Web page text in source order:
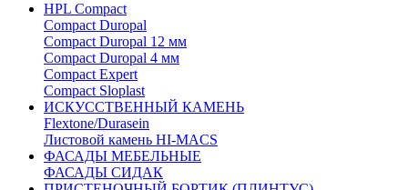
HPL Compact
Compact Duropal
Compact Duropal 12 мм
Compact Duropal 4 мм
Compact Expert
Compact Sloplast
ИСКУССТВЕННЫЙ КАМЕНЬ
Flextone/Durasein
Листовой камень HI-MACS
ФАСАДЫ МЕБЕЛЬНЫЕ
ФАСАДЫ СИДАК